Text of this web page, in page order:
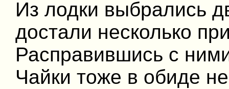
Из лодки выбрались
достали несколько
Расправившись с
Чайки тоже в обиде